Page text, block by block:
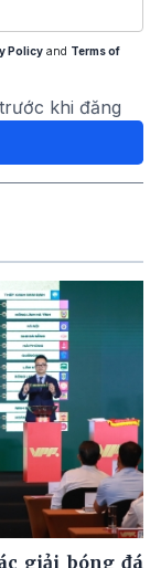
Policy and Terms of
khi đăng
giải bóng đá